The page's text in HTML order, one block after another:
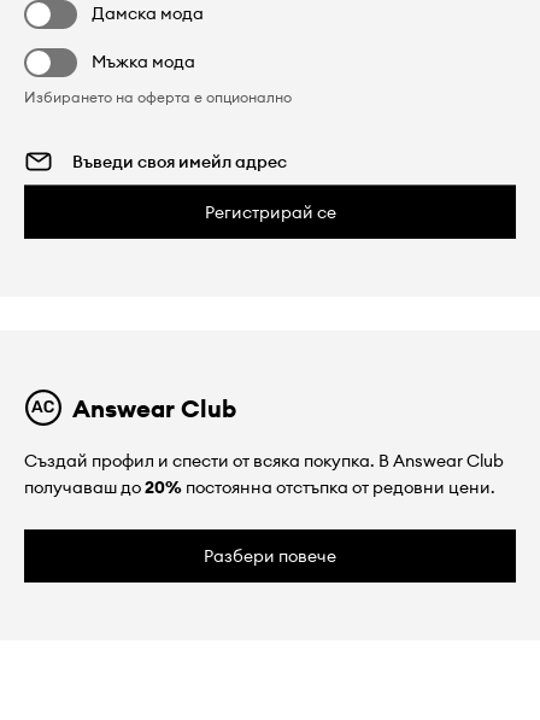
Дамска мода
Мъжка мода
Избирането на оферта е опционално
Регистрирай се
Answear Club
Създай профил и спести от всяка покупка. В Answear Club
получаваш до20% постоянна отстъпка от редовни цени.
Разбери повече